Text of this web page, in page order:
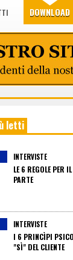
DOWNLOAD
letti
INTERVISTE
LE 6 REGOLE PER
PARTE
INTERVISTE
I 6 PRINCÌPI
"SÌ" DEL CLIENTE